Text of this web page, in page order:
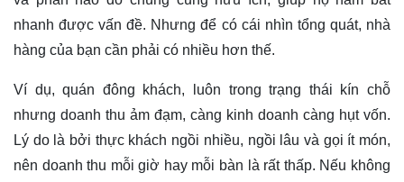
nhanh được vấn đề. Nhưng để có cái nhìn tổng quát, nhà
hàng của bạn cần phải có nhiều hơn thế.
Ví dụ, quán đông khách, luôn trong trạng thái kín chỗ
nhưng doanh thu ảm đạm, càng kinh doanh càng hụt vốn.
Lý do là bởi thực khách ngồi nhiều, ngồi lâu và gọi ít món,
nên doanh thu mỗi giờ hay mỗi bàn là rất thấp. Nếu không